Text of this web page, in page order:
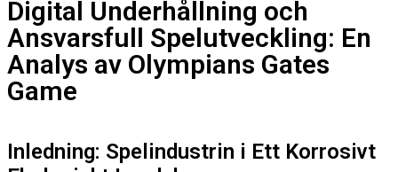
Digital Underhållning och
Ansvarsfull Spelutveckling: En
Analys av Olympians Gates
Game
Inledning: Spelindustrin i Ett Korrosivt